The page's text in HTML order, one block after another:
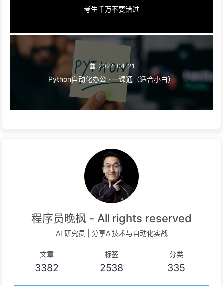
考生千万不要错过
2022-04-21
Python自动化办公 · 一课通（适合小白）
程序员晚枫 - All rights reserved
AI 研究员 | 分享AI技术与自动化实战
文章
3382
标签
2538
分类
335